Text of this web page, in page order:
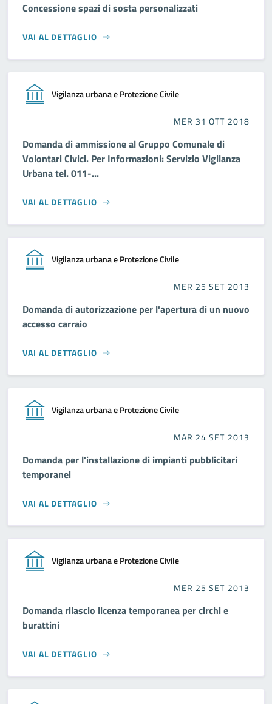
Concessione spazi di sosta personalizzati
VAI AL DETTAGLIO
Vigilanza urbana e Protezione Civile
MER 31 OTT 2018
Domanda di ammissione al Gruppo Comunale di
Volontari Civici. Per Informazioni: Servizio Vigilanza
Urbana tel. 011-...
VAI AL DETTAGLIO
Vigilanza urbana e Protezione Civile
MER 25 SET 2013
Domanda di autorizzazione per l'apertura di un nuovo
accesso carraio
VAI AL DETTAGLIO
Vigilanza urbana e Protezione Civile
MAR 24 SET 2013
Domanda per l'installazione di impianti pubblicitari
temporanei
VAI AL DETTAGLIO
Vigilanza urbana e Protezione Civile
MER 25 SET 2013
Domanda rilascio licenza temporanea per circhi e
burattini
VAI AL DETTAGLIO